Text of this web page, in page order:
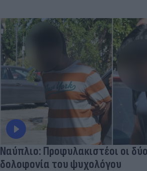
Ναύπλιο: Προφυλακιστέοι οι δύο
δολοφονία του ψυχολόγου